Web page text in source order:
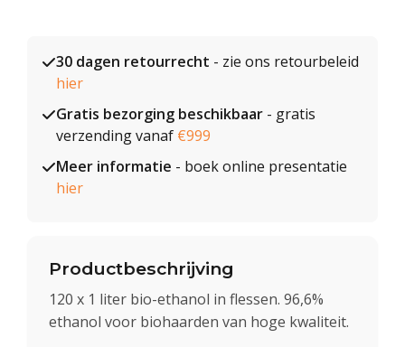
30 dagen retourrecht - zie ons retourbeleid
hier
Gratis bezorging beschikbaar - gratis
verzending vanaf €999
Meer informatie - boek online presentatie
hier
Productbeschrijving
120 x 1 liter bio-ethanol in flessen. 96,6%
ethanol voor biohaarden van hoge kwaliteit.